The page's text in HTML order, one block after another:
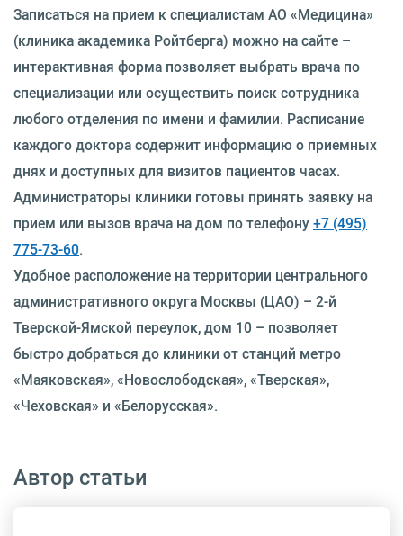
Записаться на прием к специалистам АО «Медицина»
(клиника академика Ройтберга) можно на сайте –
интерактивная форма позволяет выбрать врача по
специализации или осуществить поиск сотрудника
любого отделения по имени и фамилии. Расписание
каждого доктора содержит информацию о приемных
днях и доступных для визитов пациентов часах.
Администраторы клиники готовы принять заявку на
прием или вызов врача на дом по телефону+7 (495)
775-73-60.
Удобное расположение на территории центрального
административного округа Москвы (ЦАО) – 2-й
Тверской-Ямской переулок, дом 10 – позволяет
быстро добраться до клиники от станций метро
«Маяковская», «Новослободская», «Тверская»,
«Чеховская» и «Белорусская».
Автор статьи